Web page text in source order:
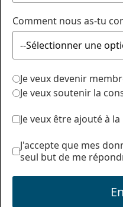
Comment nous as-tu
Je veux devenir
Je veux soutenir la
Je veux être ajouté à
J'accepte que mes
seul but de me